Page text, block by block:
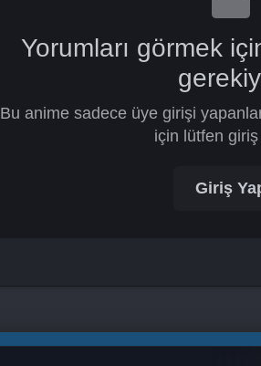
Yorumları görmek
Bu anime sadece üye girişi
için lütfen giriş
Giriş